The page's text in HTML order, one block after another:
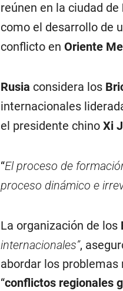
reúnen en la ciudad de
como el desarrollo de
conflicto en Oriente
Rusia considera los
internacionales
el presidente chino Xi
“El proceso de
proceso dinámico e
La organización de los
internacionales”,
abordar los
“conflictos regionales